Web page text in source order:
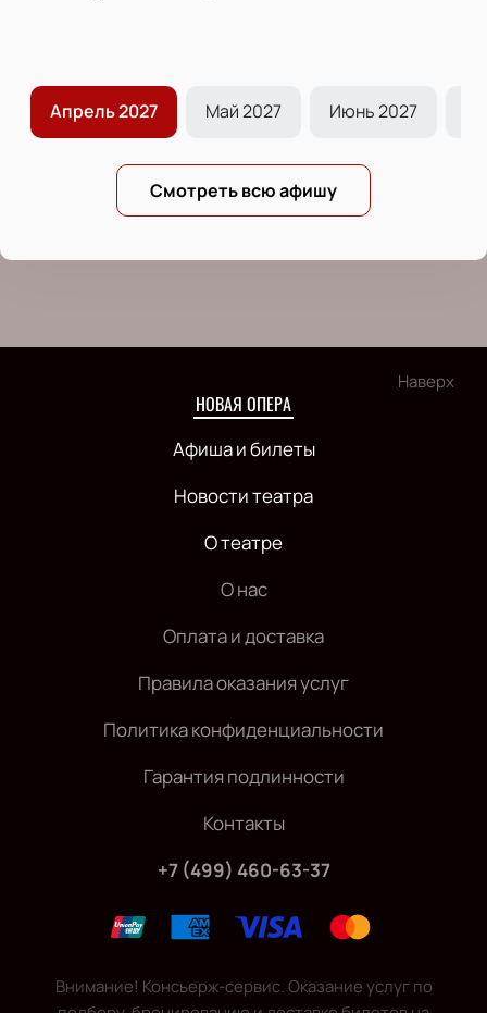
Апрель 2027 Май 2027 Июнь 2027
Смотреть всю афишу
Наверх
НОВАЯ ОПЕРА
Афиша и билеты
Новости театра
О театре
О нас
Оплата и доставка
Правила оказания услуг
Политика конфиденциальности
Гарантия подлинности
Контакты
+7 (499) 460-63-37
Внимание! Консьерж-сервис. Оказание услуг по